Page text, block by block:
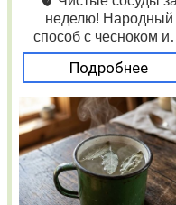
неделю! Народный
способ с чесноком
Подробнее